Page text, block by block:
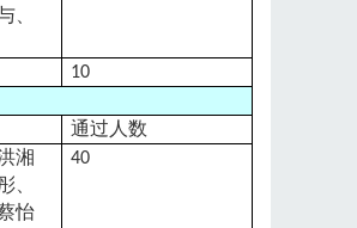
、
10
通过人数
湘
、
怡
40